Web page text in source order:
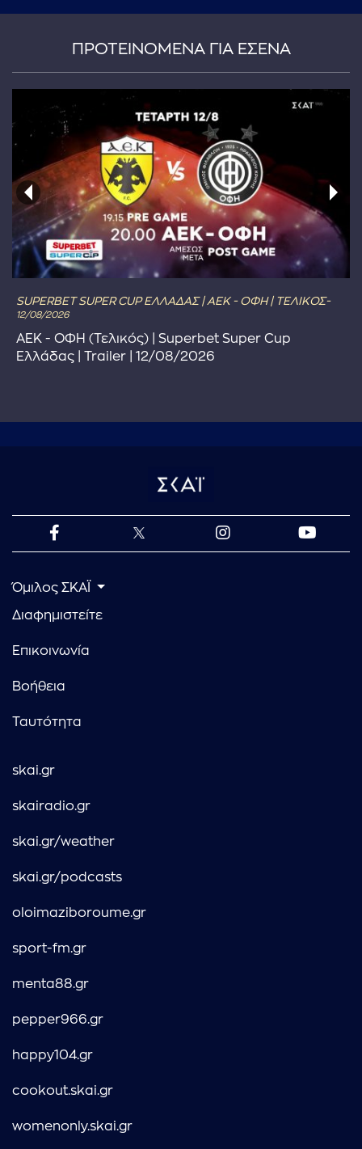
ΠΡΟΤΕΙΝΟΜΕΝΑ ΓΙΑ ΕΣΕΝΑ
SUPERBET SUPER CUP ΕΛΛΑΔΑΣ | ΑΕΚ - ΟΦΗ | ΤΕΛΙΚΟΣ-
12/08/2026
ΑΕΚ - ΟΦΗ (Τελικός) | Superbet Super Cup
Ελλάδας | Trailer | 12/08/2026
Όμιλος ΣΚΑΪ
Διαφημιστείτε
Επικοινωνία
Βοήθεια
Ταυτότητα
skai.gr
skairadio.gr
skai.gr/weather
skai.gr/podcasts
oloimaziboroume.gr
sport-fm.gr
menta88.gr
pepper966.gr
happy104.gr
cookout.skai.gr
womenonly.skai.gr